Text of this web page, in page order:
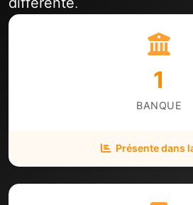
1
BANQUE
Présente dans